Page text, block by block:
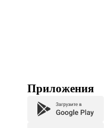
Приложения